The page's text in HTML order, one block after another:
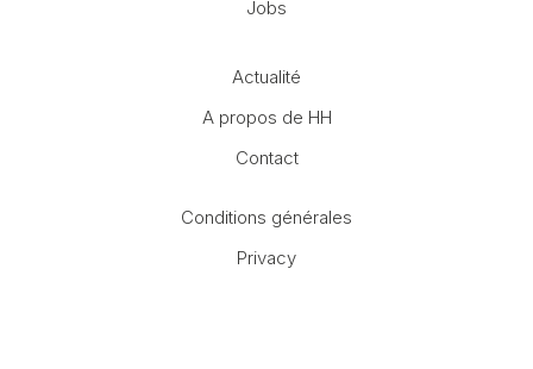
Jobs
Actualité
A propos de HH
Contact
Conditions générales
Privacy